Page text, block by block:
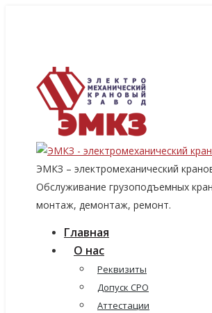
ЭМКЗ – электромеханический
Обслуживание грузоподъемных
монтаж, демонтаж, ремонт.
Главная
О нас
Реквизиты
Допуск СРО
Аттестации